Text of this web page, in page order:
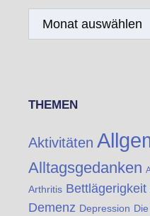
Archiv
THEMEN
Aktivitäten
Alltagsgedanken
Arthritis Bettlägerigkeit
Demenz Depression